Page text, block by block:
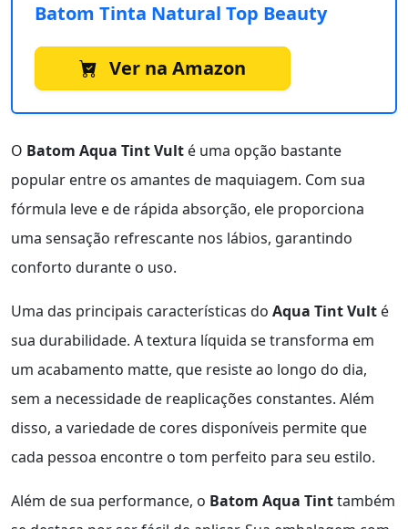
Batom Tinta Natural Top Beauty
Ver na Amazon
O Batom Aqua Tint Vult é uma opção bastante
popular entre os amantes de maquiagem. Com sua
fórmula leve e de rápida absorção, ele proporciona
uma sensação refrescante nos lábios, garantindo
conforto durante o uso.
Uma das principais características do Aqua Tint Vult é
sua durabilidade. A textura líquida se transforma em
um acabamento matte, que resiste ao longo do dia,
sem a necessidade de reaplicações constantes. Além
disso, a variedade de cores disponíveis permite que
cada pessoa encontre o tom perfeito para seu estilo.
Além de sua performance, o Batom Aqua Tinttambém